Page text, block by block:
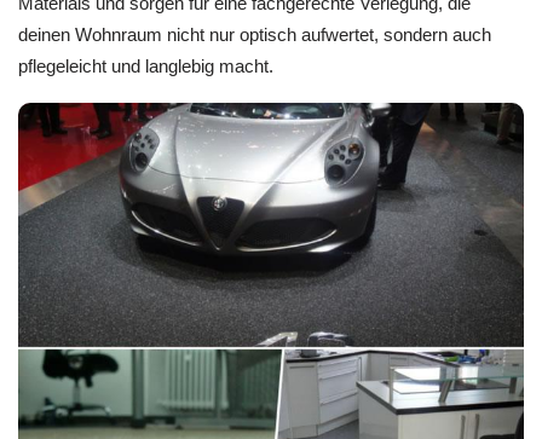
deinen Wohnraum nicht nur optisch aufwertet, sondern auch
pflegeleicht und langlebig macht.